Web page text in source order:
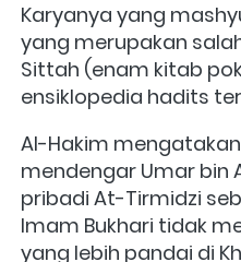
Karyanya yang
yang merupakan
Sittah (enam kitab
ensiklopedia hadits
Al-Hakim
mendengar Umar bin
pribadi At-Tirmidzi
Imam Bukhari tidak
yang lebih pandai di